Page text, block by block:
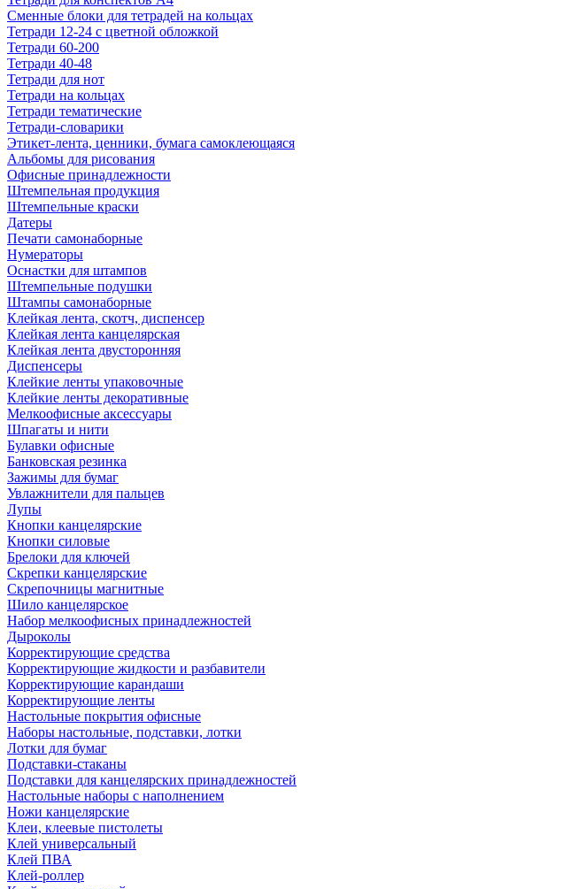
Сменные блоки для тетрадей на кольцах
Тетради 12-24 с цветной обложкой
Тетради 60-200
Тетради 40-48
Тетради для нот
Тетради на кольцах
Тетради тематические
Тетради-словарики
Этикет-лента, ценники, бумага самоклеющаяся
Альбомы для рисования
Офисные принадлежности
Штемпельная продукция
Штемпельные краски
Датеры
Печати самонаборные
Нумераторы
Оснастки для штампов
Штемпельные подушки
Штампы самонаборные
Клейкая лента, скотч, диспенсер
Клейкая лента канцелярская
Клейкая лента двусторонняя
Диспенсеры
Клейкие ленты упаковочные
Клейкие ленты декоративные
Мелкоофисные аксессуары
Шпагаты и нити
Булавки офисные
Банковская резинка
Зажимы для бумаг
Увлажнители для пальцев
Лупы
Кнопки канцелярские
Кнопки силовые
Брелоки для ключей
Скрепки канцелярские
Скрепочницы магнитные
Шило канцелярское
Набор мелкоофисных принадлежностей
Дыроколы
Корректирующие средства
Корректирующие жидкости и разбавители
Корректирующие карандаши
Корректирующие ленты
Настольные покрытия офисные
Наборы настольные, подставки, лотки
Лотки для бумаг
Подставки-стаканы
Подставки для канцелярских принадлежностей
Настольные наборы с наполнением
Ножи канцелярские
Клеи, клеевые пистолеты
Клей универсальный
Клей ПВА
Клей-роллер